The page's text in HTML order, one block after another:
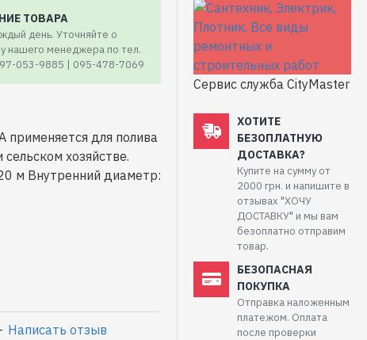
ТОВАРА
день. Уточняйте о
у нашего менеджера по тел.
053-9885 | 095-478-7069
применяется для полива
хозяйстве.
м Внутренний диаметр:
- Написать отзыв
Сервис служба CityMaster
ХОТИТЕ
БЕЗОПЛАТНУЮ
ДОСТАВКА?
Купите на сумму от
2000 грн. и напишите в
отзывах "ХОЧУ
ДОСТАВКУ" и мы вам
безоплатно отправим
товар.
БЕЗОПАСНАЯ
ПОКУПКА
Отправка наложенным
платежом. Оплата
после проверки